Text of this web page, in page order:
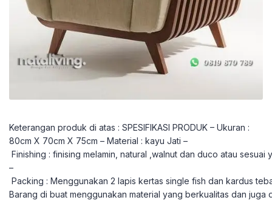
Keterangan produk di atas : SPESIFIKASI PRODUK – Ukuran :
80cm X 70cm X 75cm – Material : kayu Jati –
Finishing : finising melamin, natural ,walnut dan duco atau sesuai
–
Packing : Menggunakan 2 lapis kertas single fish dan kardus
Barang di buat menggunakan material yang berkualitas dan